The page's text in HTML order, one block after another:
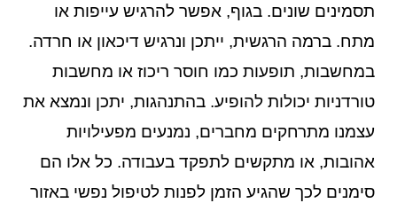
תסמינים שונים. בגוף, אפשר להרגיש עייפות או
מתח. ברמה הרגשית, ייתכן ונרגיש דיכאון או חרדה.
במחשבות, תופעות כמו חוסר ריכוז או מחשבות
טורדניות יכולות להופיע. בהתנהגות, יתכן ונמצא את
עצמנו מתרחקים מחברים, נמנעים מפעילויות
אהובות, או מתקשים לתפקד בעבודה. כל אלו הם
סימנים לכך שהגיע הזמן לפנות לטיפול נפשי באזור